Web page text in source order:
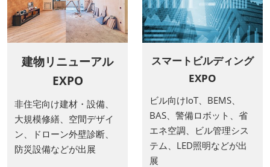
建物リニューアル
EXPO
非住宅向け建材・設備、
大規模修繕、空間デザイ
ン、ドローン外壁診断、
防災設備などが出展
スマートビルディング
EXPO
ビル向けIoT、BEMS、
BAS、警備ロボット、省
エネ空調、ビル管理シス
テム、LED照明などが出
展